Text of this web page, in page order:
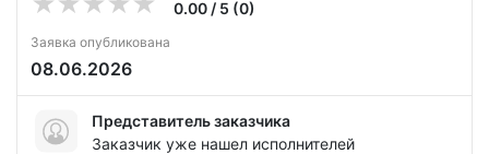
0.00 / 5 (0)
Заявка опубликована
08.06.2026
Представитель заказчика
Заказчик уже нашел исполнителей